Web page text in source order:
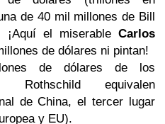
de 40 mil millones de Bill
¡Aquí el miserable Carlos
de dólares ni pintan!
de dólares de los
Rothschild equivalen
de China, el tercer lugar
y EU).